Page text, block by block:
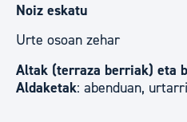
Noiz eskatu
Urte osoan zehar
Altak (terraza berriak) eta
Aldaketak: abenduan,